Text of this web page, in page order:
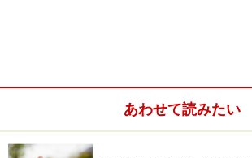
が、「禁煙」という考え方は、実は精
あわせて読みたい